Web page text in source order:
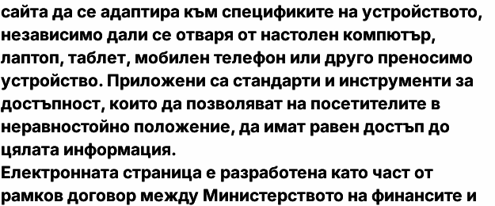
сайта да се адаптира към спецификите на устройството,
независимо дали се отваря от настолен компютър,
лаптоп, таблет, мобилен телефон или друго преносимо
устройство. Приложени са стандарти и инструменти за
достъпност, които да позволяват на посетителите в
неравностойно положение, да имат равен достъп до
цялата информация.
Електронната страница е разработена като част от
рамков договор между Министерството на финансите и